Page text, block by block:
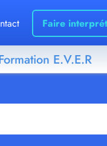
Faire
E.V.E.R